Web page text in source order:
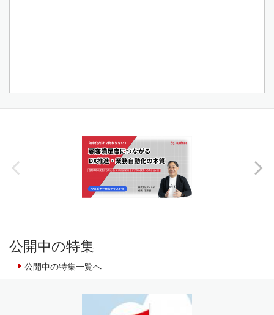
公開中の特集
公開中の特集一覧へ